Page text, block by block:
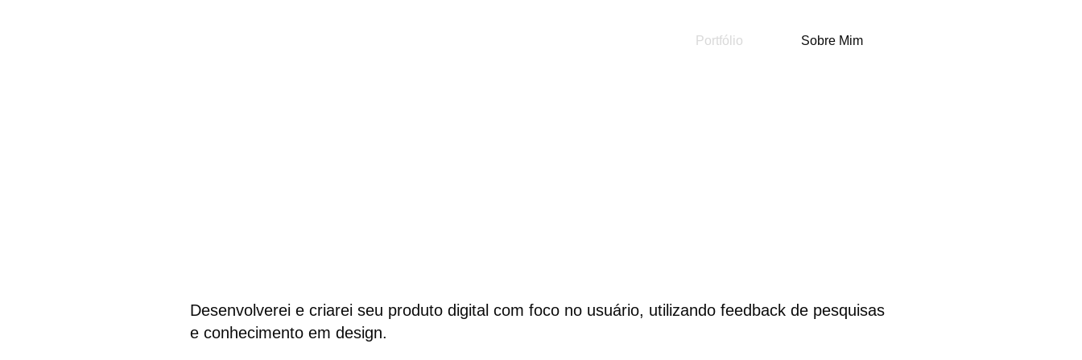
Portfólio Sobre Mim
Desenvolverei e criarei seu produto digital com foco no usuário, utilizando feedback de pesquisas
e conhecimento em design.